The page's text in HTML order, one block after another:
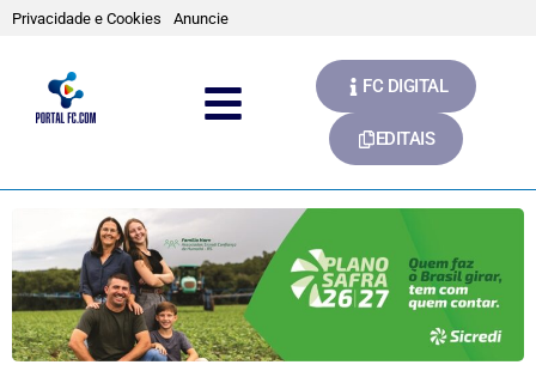
Privacidade e Cookies Anuncie
FC DIGITAL
EDITAIS